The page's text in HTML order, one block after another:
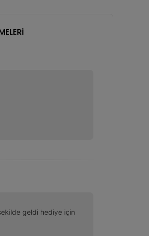
geldi hediye için